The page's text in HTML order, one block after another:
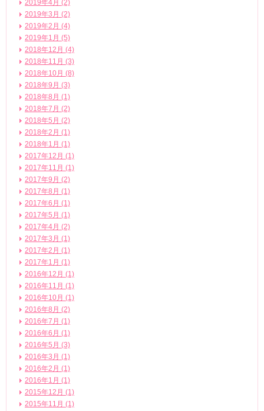
2019年4月 (2)
2019年3月 (2)
2019年2月 (4)
2019年1月 (5)
2018年12月 (4)
2018年11月 (3)
2018年10月 (8)
2018年9月 (3)
2018年8月 (1)
2018年7月 (2)
2018年5月 (2)
2018年2月 (1)
2018年1月 (1)
2017年12月 (1)
2017年11月 (1)
2017年9月 (2)
2017年8月 (1)
2017年6月 (1)
2017年5月 (1)
2017年4月 (2)
2017年3月 (1)
2017年2月 (1)
2017年1月 (1)
2016年12月 (1)
2016年11月 (1)
2016年10月 (1)
2016年8月 (2)
2016年7月 (1)
2016年6月 (1)
2016年5月 (3)
2016年3月 (1)
2016年2月 (1)
2016年1月 (1)
2015年12月 (1)
2015年11月 (1)